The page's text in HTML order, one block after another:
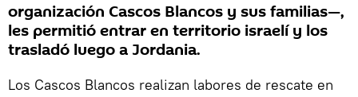
organización Cascos Blancos y sus familias—,
les permitió entrar en territorio israelí y los
trasladó luego a Jordania.
Los Cascos Blancos realizan labores de rescate en